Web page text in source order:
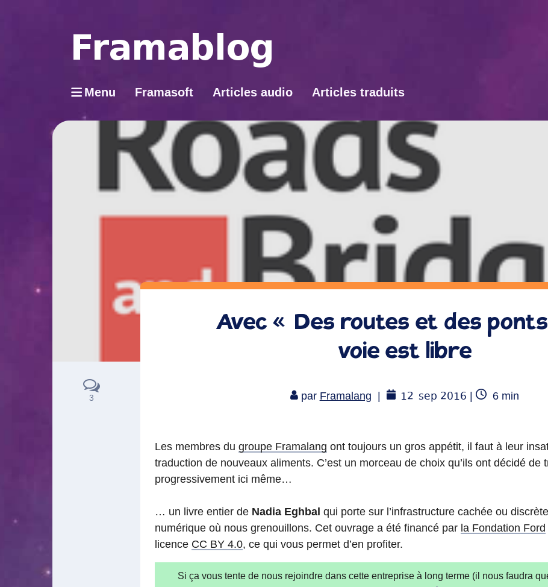
Menu Framasoft Articles audio Articles traduits
3
Avec « Des routes et des
voie est libre
par Framalang 12 sep 2016 |
Temps
6 min
Les membres du groupe Framalang ont toujours un gros appétit, il faut à leur
traduction de nouveaux aliments. C’est un morceau de choix qu’ils ont décidé de
progressivement ici même…
… un livre entier de Nadia Eghbal qui porte sur l’infrastructure cachée ou
numérique où nous grenouillons. Cet ouvrage a été financé par la Fondation Ford
licence CC BY 4.0, ce qui vous permet d’en profiter.
Si ça vous tente de nous rejoindre dans cette entreprise à long terme (il nous faudra